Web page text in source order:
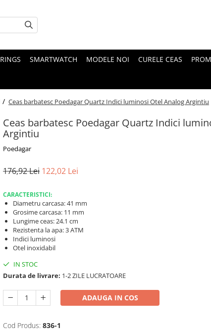
SMARTWATCH MODELE NOI CURELE CEAS
/ Ceas barbatesc Poedagar Quartz Indici luminosi Otel Analog Argintiu
Ceas barbatesc Poedagar Quartz Indici
Argintiu
Poedagar
176,92 Lei 122,02 Lei
CARACTERISTICI:
Diametru carcasa: 41 mm
Grosime carcasa: 11 mm
Lungime ceas: 24.1 cm
Rezistenta la apa: 3 ATM
Indici luminosi
Otel inoxidabil
IN STOC
Durata de livrare: 1-2 ZILE LUCRATOARE
ADAUGA IN COS
Cod Produs: 836-1